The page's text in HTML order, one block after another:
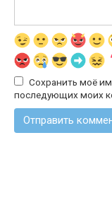
Сохранить моё
последующих моих